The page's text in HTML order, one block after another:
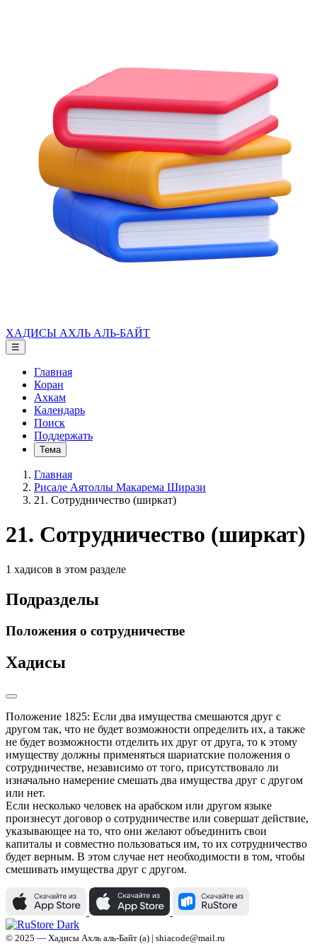
ХАДИСЫ АХЛЬ АЛЬ-БАЙТ
☰
Главная
Коран
Ахкам
Календарь
Поиск
Поддержать
Тема
Главная
Рисале Аятоллы Макарема Ширази
21. Сотрудничество (ширкат)
21. Сотрудничество (ширкат)
1 хадисов в этом разделе
Подразделы
Положения о сотрудничестве
Хадисы
Положение 1825: Если два имущества смешаются друг с
другом так, что не будет возможности определить их, а также
не будет возможности отделить их друг от друга, то к этому
имуществу должны применяться шариатские положения о
сотрудничестве, независимо от того, присутствовало ли
изначально намерение смешать два имущества друг с другом
или нет.
Если несколько человек на арабском или другом языке
произнесут договор о сотрудничестве или совершат действие,
указывающее на то, что они желают объединить свои
капиталы и совместно пользоваться им, то их сотрудничество
будет верным. В этом случае нет необходимости в том, чтобы
смешивать имущества друг с другом.
© 2025 — Хадисы Ахль аль-Байт (а) | shiacode@mail.ru